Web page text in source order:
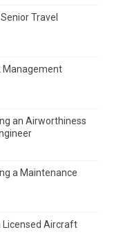
Travel
Management
an Airworthiness
a Maintenance
Licensed Aircraft